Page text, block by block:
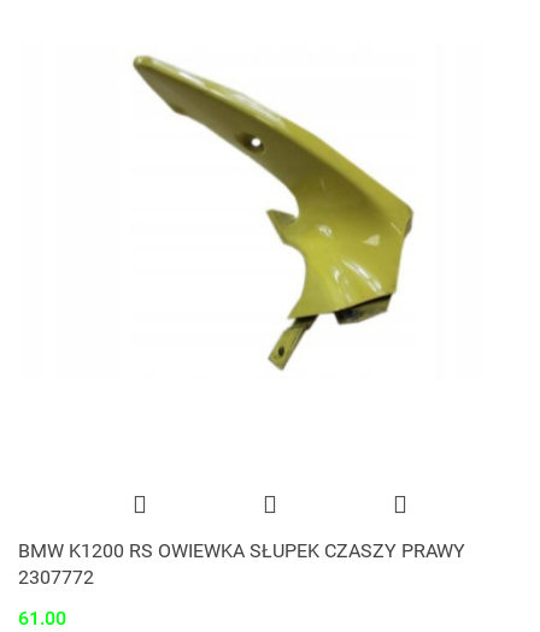
BMW K1200 RS OWIEWKA SŁUPEK CZASZY PRAWY
2307772
61.00